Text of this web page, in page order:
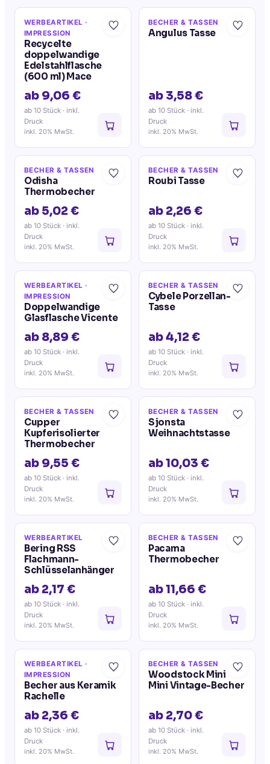
WERBEARTIKEL ·
IMPRESSION
Recycelte
doppelwandige
Edelstahlflasche
(600 ml) Mace
ab 9,06 €
ab 10 Stück · inkl.
Druck
inkl. 20% MwSt.
BECHER & TASSEN
Angulus Tasse
ab 3,58 €
ab 10 Stück · inkl.
Druck
inkl. 20% MwSt.
BECHER & TASSEN
Odisha
Thermobecher
ab 5,02 €
ab 10 Stück · inkl.
Druck
inkl. 20% MwSt.
BECHER & TASSEN
Roubi Tasse
ab 2,26 €
ab 10 Stück · inkl.
Druck
inkl. 20% MwSt.
WERBEARTIKEL ·
IMPRESSION
Doppelwandige
Glasflasche Vicente
ab 8,89 €
ab 10 Stück · inkl.
Druck
inkl. 20% MwSt.
BECHER & TASSEN
Cybele Porzellan-
Tasse
ab 4,12 €
ab 10 Stück · inkl.
Druck
inkl. 20% MwSt.
BECHER & TASSEN
Cupper
Kupferisolierter
Thermobecher
ab 9,55 €
ab 10 Stück · inkl.
Druck
inkl. 20% MwSt.
BECHER & TASSEN
Sjonsta
Weihnachtstasse
ab 10,03 €
ab 10 Stück · inkl.
Druck
inkl. 20% MwSt.
WERBEARTIKEL
Bering RSS
Flachmann-
Schlüsselanhänger
ab 2,17 €
ab 10 Stück · inkl.
Druck
inkl. 20% MwSt.
BECHER & TASSEN
Pacama
Thermobecher
ab 11,66 €
ab 10 Stück · inkl.
Druck
inkl. 20% MwSt.
WERBEARTIKEL ·
IMPRESSION
Becher aus Keramik
Rachelle
ab 2,36 €
ab 10 Stück · inkl.
Druck
inkl. 20% MwSt.
BECHER & TASSEN
Woodstock Mini
Mini Vintage-Becher
ab 2,70 €
ab 10 Stück · inkl.
Druck
inkl. 20% MwSt.